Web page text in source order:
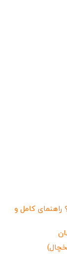
کامل و